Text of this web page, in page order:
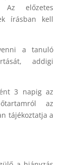
Az előzetes
írásban kell
a tanuló
addigi
3 napig az
az
tájékoztatja a